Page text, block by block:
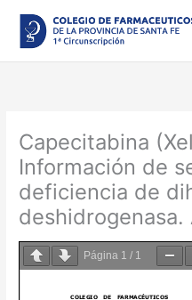
contenido
Capecitabina
Información de
deficiencia de
deshidrogenasa.
Página 1 / 1